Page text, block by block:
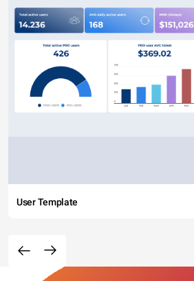
User Template